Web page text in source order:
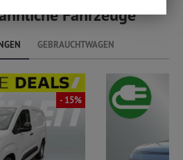
Fahrzeuge
GEBRAUCHTWAGEN
- 15%